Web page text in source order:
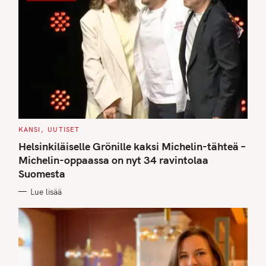
C
T
E
G
O
R
I
S
KANSI UUTISET
Helsinkiläiselle Grönille kaksi Michelin-tähteä –
Michelin-oppaassa on nyt 34 ravintolaa
Suomesta
Lue lisää